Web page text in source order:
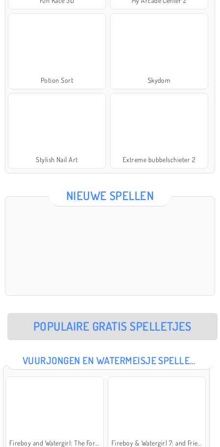
Potion Sort Skydom
Stylish Nail Art Extreme bubbelschieter 2
NIEUWE SPELLEN
POPULAIRE GRATIS SPELLETJES
VUURJONGEN EN WATERMEISJE SPELLETJES